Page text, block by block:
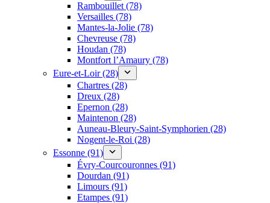
Rambouillet (78)
Versailles (78)
Mantes-la-Jolie (78)
Chevreuse (78)
Houdan (78)
Montfort l’Amaury (78)
Eure-et-Loir (28)
Chartres (28)
Dreux (28)
Epernon (28)
Maintenon (28)
Auneau-Bleury-Saint-Symphorien (28)
Nogent-le-Roi (28)
Essonne (91)
Évry-Courcouronnes (91)
Dourdan (91)
Limours (91)
Etampes (91)